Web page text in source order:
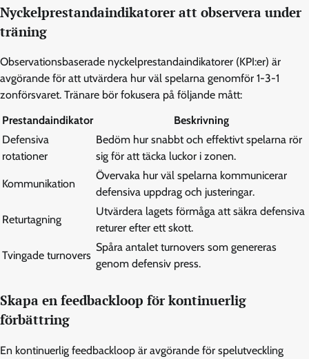
Nyckelprestandaindikatorer att observera under
träning
Observationsbaserade nyckelprestandaindikatorer (KPI:er) är
avgörande för att utvärdera hur väl spelarna genomför 1-3-1
zonförsvaret. Tränare bör fokusera på följande mått:
Prestandaindikator
Beskrivning
Defensiva
rotationer
Bedöm hur snabbt och effektivt spelarna rör
sig för att täcka luckor i zonen.
Kommunikation
Övervaka hur väl spelarna kommunicerar
defensiva uppdrag och justeringar.
Returtagning
Utvärdera lagets förmåga att säkra defensiva
returer efter ett skott.
Tvingade turnovers
Spåra antalet turnovers som genereras
genom defensiv press.
Skapa en feedbackloop för kontinuerlig
förbättring
En kontinuerlig feedbackloop är avgörande för spelutveckling